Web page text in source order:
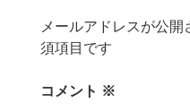
メールアドレスが公開
須項目です
コメント ※